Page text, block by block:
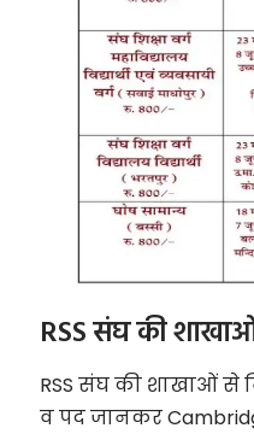
RSS संघ की
RSS संघ की शाखाओं
व पद जानकर